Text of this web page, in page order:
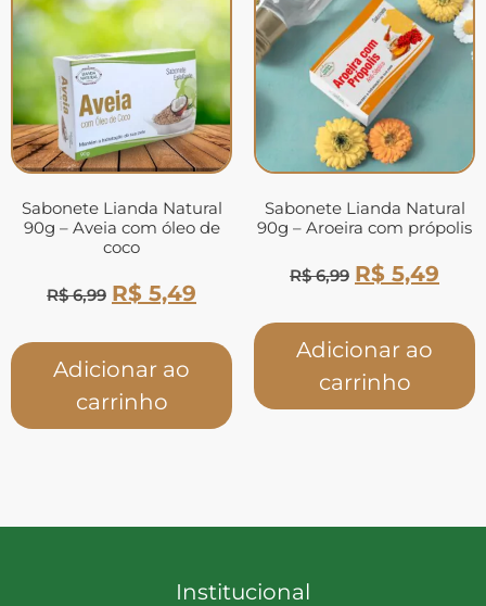
Sabonete Lianda Natural
90g – Aveia com óleo de
coco
R$6,99 R$ 5,49
Adicionar ao
carrinho
Sabonete Lianda Natural
90g – Aroeira com própolis
R$6,99 R$ 5,49
Adicionar ao
carrinho
Institucional